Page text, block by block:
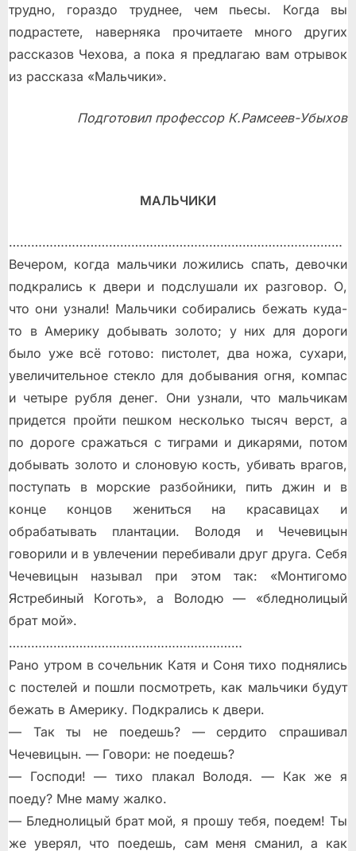
трудно, гораздо труднее, чем пьесы. Когда вы
подрастете, наверняка прочитаете много других
рассказов Чехова, а пока я предлагаю вам отрывок
из рассказа «Мальчики».
Подготовил профессор К.Рамсеев-Убыхов
МАЛЬЧИКИ
………………………………………………………………………………
Вечером, когда мальчики ложились спать, девочки
подкрались к двери и подслушали их разговор. О,
что они узнали! Мальчики собирались бежать куда-
то в Америку добывать золото; у них для дороги
было уже всё готово: пистолет, два ножа, сухари,
увеличительное стекло для добывания огня, компас
и четыре рубля денег. Они узнали, что мальчикам
придется пройти пешком несколько тысяч верст, а
по дороге сражаться с тиграми и дикарями, потом
добывать золото и слоновую кость, убивать врагов,
поступать в морские разбойники, пить джин и в
конце концов жениться на красавицах и
обрабатывать плантации. Володя и Чечевицын
говорили и в увлечении перебивали друг друга. Себя
Чечевицын называл при этом так: «Монтигомо
Ястребиный Коготь», а Володю — «бледнолицый
брат мой».
………………………………………………………
Рано утром в сочельник Катя и Соня тихо поднялись
с постелей и пошли посмотреть, как мальчики будут
бежать в Америку. Подкрались к двери.
— Так ты не поедешь? — сердито спрашивал
Чечевицын. — Говори: не поедешь?
— Господи! — тихо плакал Володя. — Как же я
поеду? Мне маму жалко.
— Бледнолицый брат мой, я прошу тебя, поедем! Ты
же уверял, что поедешь, сам меня сманил, а как